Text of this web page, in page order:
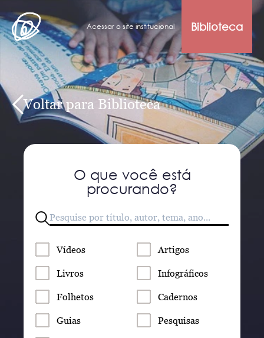
Acessar o site institucional Biblioteca
Voltar para Biblioteca
O que você está
procurando?
Vídeos Artigos
Livros Infográficos
Folhetos Cadernos
Guias Pesquisas